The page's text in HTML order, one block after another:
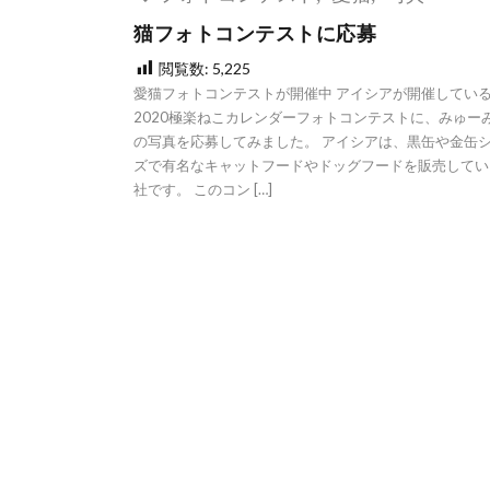
猫フォトコンテストに応募
閲覧数: 5,225
愛猫フォトコンテストが開催中 アイシアが開催している
2020極楽ねこカレンダーフォトコンテストに、みゅー
の写真を応募してみました。 アイシアは、黒缶や金缶
ズで有名なキャットフードやドッグフードを販売して
社です。 このコン […]